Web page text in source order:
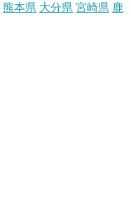
熊本県 大分県 宮崎県 鹿